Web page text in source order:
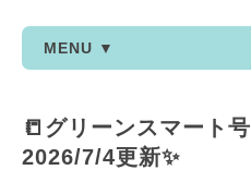
MENU ▼
📒グリーンスマート
2026/7/4更新✨